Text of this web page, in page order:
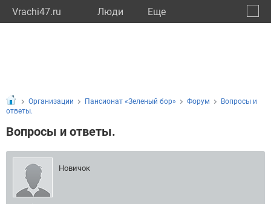
Vrachi47.ru Люди Eще
Организации Пансионат «Зеленый бор» Форум
Вопросы и
ответы.
Вопросы и ответы.
Новичок